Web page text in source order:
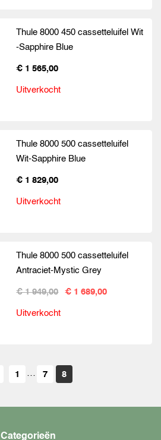
Thule 8000 450 cassetteluifel Wit
-Sapphire Blue
€ 1 565,00
Uitverkocht
Thule 8000 500 cassetteluifel
Wit-Sapphire Blue
€ 1 829,00
Uitverkocht
Thule 8000 500 cassetteluifel
Antraciet-Mystic Grey
€ 1 949,00 € 1 689,00
Uitverkocht
1 … 7 8
Categorieën